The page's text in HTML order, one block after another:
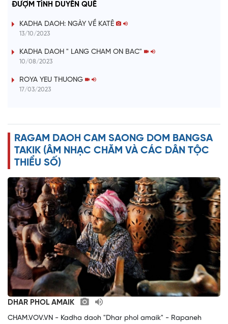
ĐƯỢM TÌNH DUYÊN QUÊ
KADHA DAOH: NGÀY VỀ KATÊ
13/10/2023
KADHA DAOH " LANG CHAM ON BAC"
10/08/2023
ROYA YEU THUONG
17/03/2023
RAGAM DAOH CAM SAONG DOM BANGSA
TAKIK (ÂM NHẠC CHĂM VÀ CÁC DÂN TỘC
THIỂU SỐ)
DHAR PHOL AMAIK
CHAM.VOV.VN - Kadha daoh "Dhar phol amaik" - Rapaneh